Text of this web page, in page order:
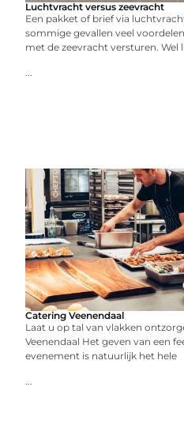
Luchtvracht versus zeevracht
Een pakket of brief via
sommige gevallen veel
met de zeevracht versturen. Wel
...
Catering Veenendaal
Laat u op tal van vlakken
Veenendaal Het geven van een
evenement is natuurlijk het hele
...